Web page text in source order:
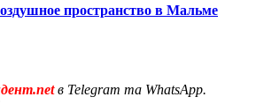
пространство в Мальме
в Telegram та WhatsApp.